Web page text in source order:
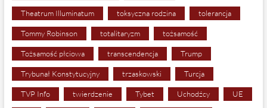
Theatrum Illuminatum toksyczna rodzina tolerancja
Tommy Robinson totalitaryzm tożsamość
Tożsamość płciowa transcendencja Trump
Trybunał Konstytucyjny trzaskowski Turcja
TVP Info twierdzenie Tybet Uchodźcy UE